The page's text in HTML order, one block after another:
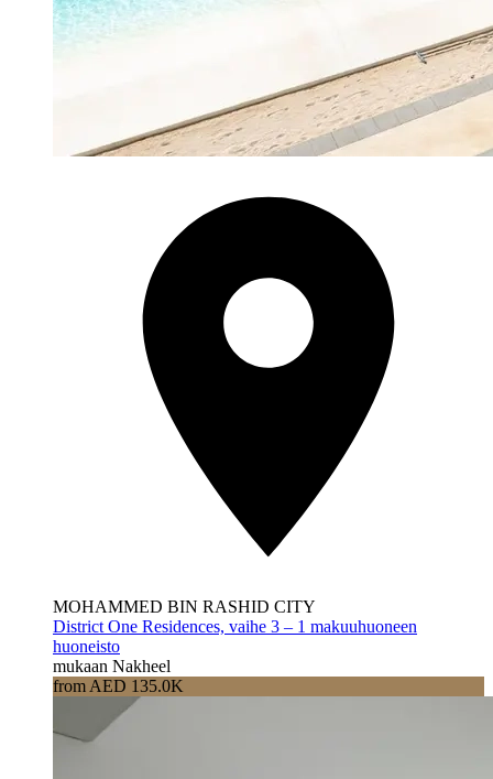
MOHAMMED BIN RASHID CITY
District One Residences, vaihe 3 – 1 makuuhuoneen
huoneisto
mukaan Nakheel
from AED 135.0K